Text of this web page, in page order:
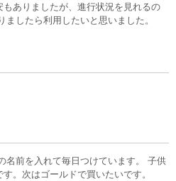
ありましたが、進行状況を見れるの
したら利用したいと思いました。
名前を入れて毎日つけています。 子供
。次はゴールドで買いたいです。